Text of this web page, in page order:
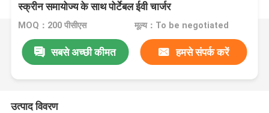
स्क्रीन समायोज्य के साथ पोर्टेबल ईवी चार्जर
MOQ：200 पीसीएस मूल्य：To be negotiated
सबसे अच्छी कीमत हमसे संपर्क करें
उत्पाद विवरण